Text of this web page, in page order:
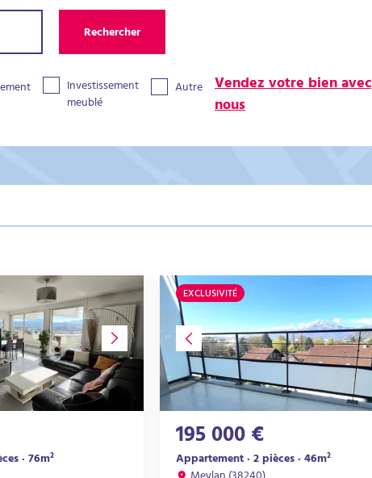
Rechercher
Investissement
meublé
Autre Vendez votre bien avec
nous
· 76m²
EXCLUSIVITÉ
195 000 €
Appartement · 2 pièces · 46m²